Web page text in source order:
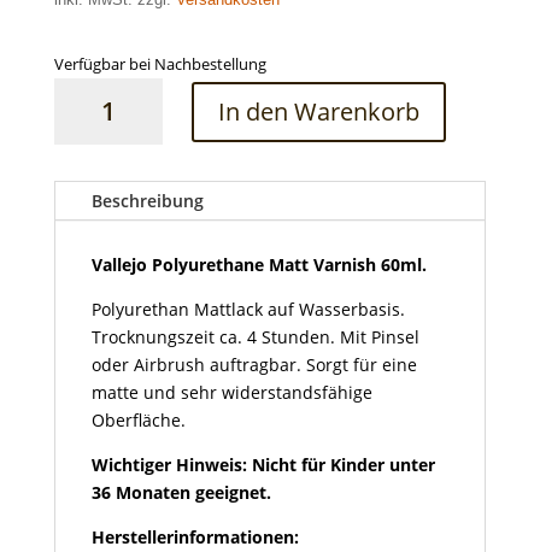
Verfügbar bei Nachbestellung
Polyurethane
60ml
In den Warenkorb
Beschreibung
Vallejo Polyurethane Matt Varnish 60ml.
Polyurethan Mattlack auf Wasserbasis.
Trocknungszeit ca. 4 Stunden. Mit Pinsel
oder Airbrush auftragbar. Sorgt für eine
matte und sehr widerstandsfähige
Oberfläche.
Wichtiger Hinweis: Nicht für Kinder unter
36 Monaten geeignet.
Herstellerinformationen: